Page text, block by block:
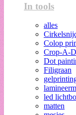
In tools
alles
Colop
Crop-A-
Dot
Filigraan
led
matten